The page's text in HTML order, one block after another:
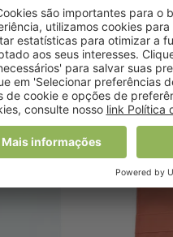
como inovador que
valor acrescentado à
Universidade do Porto),